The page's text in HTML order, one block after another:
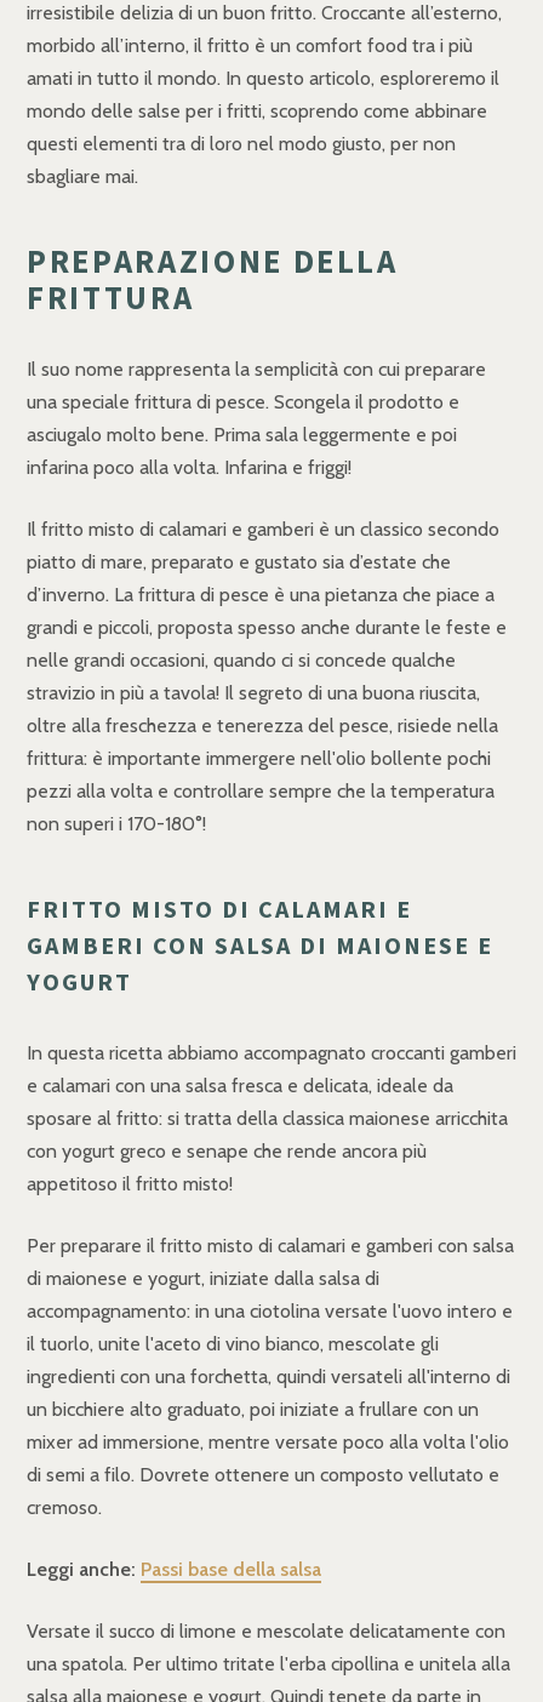
irresistibile delizia di un buon fritto. Croccante all’esterno,
morbido all’interno, il fritto è un comfort food tra i più
amati in tutto il mondo. In questo articolo, esploreremo il
mondo delle salse per i fritti, scoprendo come abbinare
questi elementi tra di loro nel modo giusto, per non
sbagliare mai.
PREPARAZIONE DELLA
FRITTURA
Il suo nome rappresenta la semplicità con cui preparare
una speciale frittura di pesce. Scongela il prodotto e
asciugalo molto bene. Prima sala leggermente e poi
infarina poco alla volta. Infarina e friggi!
Il fritto misto di calamari e gamberi è un classico secondo
piatto di mare, preparato e gustato sia d’estate che
d’inverno. La frittura di pesce è una pietanza che piace a
grandi e piccoli, proposta spesso anche durante le feste e
nelle grandi occasioni, quando ci si concede qualche
stravizio in più a tavola! Il segreto di una buona riuscita,
oltre alla freschezza e tenerezza del pesce, risiede nella
frittura: è importante immergere nell'olio bollente pochi
pezzi alla volta e controllare sempre che la temperatura
non superi i 170-180°!
FRITTO MISTO DI CALAMARI E
GAMBERI CON SALSA DI MAIONESE E
YOGURT
In questa ricetta abbiamo accompagnato croccanti gamberi
e calamari con una salsa fresca e delicata, ideale da
sposare al fritto: si tratta della classica maionese arricchita
con yogurt greco e senape che rende ancora più
appetitoso il fritto misto!
Per preparare il fritto misto di calamari e gamberi con salsa
di maionese e yogurt, iniziate dalla salsa di
accompagnamento: in una ciotolina versate l'uovo intero e
il tuorlo, unite l'aceto di vino bianco, mescolate gli
ingredienti con una forchetta, quindi versateli all'interno di
un bicchiere alto graduato, poi iniziate a frullare con un
mixer ad immersione, mentre versate poco alla volta l'olio
di semi a filo. Dovrete ottenere un composto vellutato e
cremoso.
Leggi anche: Passi base della salsa
Versate il succo di limone e mescolate delicatamente con
una spatola. Per ultimo tritate l'erba cipollina e unitela alla
salsa alla maionese e yogurt. Quindi tenete da parte in